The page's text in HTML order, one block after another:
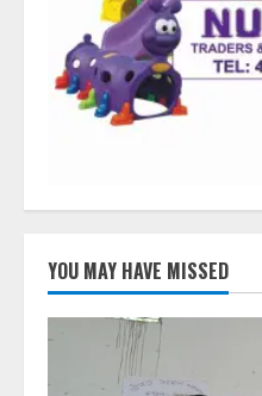
YOU MAY HAVE MISSED